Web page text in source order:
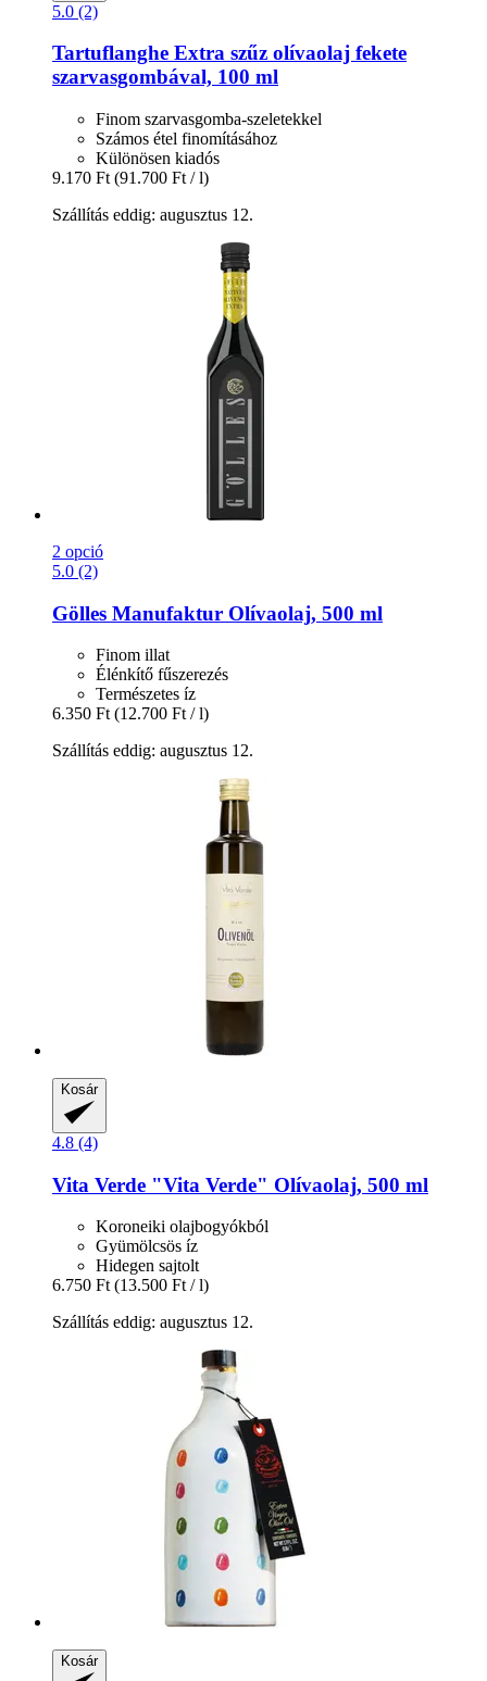
5.0 (2)
Tartuflanghe Extra szűz olívaolaj fekete
szarvasgombával, 100 ml
Finom szarvasgomba-szeletekkel
Számos étel finomításához
Különösen kiadós
9.170 Ft (91.700 Ft / l)
Szállítás eddig: augusztus 12.
2 opció
5.0 (2)
Gölles Manufaktur Olívaolaj, 500 ml
Finom illat
Élénkítő fűszerezés
Természetes íz
6.350 Ft (12.700 Ft / l)
Szállítás eddig: augusztus 12.
Kosár
4.8 (4)
Vita Verde "Vita Verde" Olívaolaj, 500 ml
Koroneiki olajbogyókból
Gyümölcsös íz
Hidegen sajtolt
6.750 Ft (13.500 Ft / l)
Szállítás eddig: augusztus 12.
Kosár